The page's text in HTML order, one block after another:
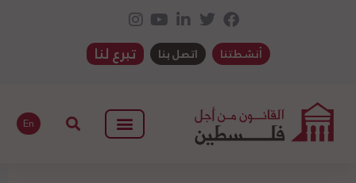
أنشطتنا اتصل بنا تبرع لنا
En